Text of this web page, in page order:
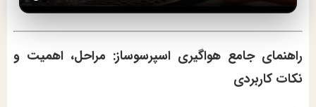
راهنمای جامع هواگیری اسپرسوساز: مراحل، اهمیت و
نکات کاربردی